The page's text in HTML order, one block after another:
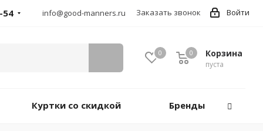
Войти
54 info@good-manners.ru Заказать звонок
0 Корзина
пуста
0
Куртки со скидкой Бренды